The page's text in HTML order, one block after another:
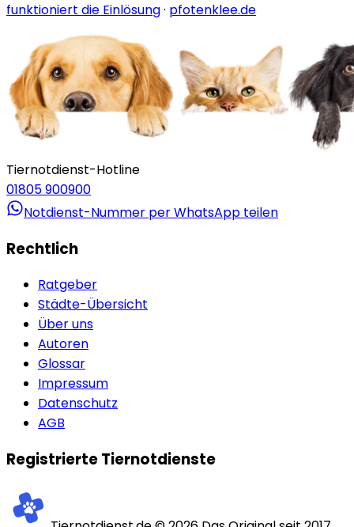
funktioniert die Einlösung· pfotenklee.de
Tiernotdienst-Hotline
01805 900900
Notdienst-Nummer per WhatsApp teilen
Rechtlich
Ratgeber
Städte-Übersicht
Über uns
Autoren
Glossar
Impressum
Datenschutz
AGB
Registrierte Tiernotdienste